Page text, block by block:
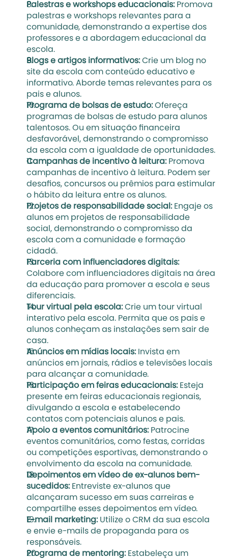
Palestras e workshops educacionais: Promova
palestras e workshops relevantes para a
comunidade, demonstrando a expertise dos
professores e a abordagem educacional da
escola.
Blogs e artigos informativos: Crie um blog no
site da escola com conteúdo educativo e
informativo. Aborde temas relevantes para os
pais e alunos.
Programa de bolsas de estudo: Ofereça
programas de bolsas de estudo para alunos
talentosos. Ou em situação financeira
desfavorável, demonstrando o compromisso
da escola com a igualdade de oportunidades.
Campanhas de incentivo à leitura: Promova
campanhas de incentivo à leitura. Podem ser
desafios, concursos ou prêmios para estimular
o hábito da leitura entre os alunos.
Projetos de responsabilidade social: Engaje os
alunos em projetos de responsabilidade
social, demonstrando o compromisso da
escola com a comunidade e formação
cidadã.
Parceria com influenciadores digitais:
Colabore com influenciadores digitais na área
da educação para promover a escola e seus
diferenciais.
Tour virtual pela escola: Crie um tour virtual
interativo pela escola. Permita que os pais e
alunos conheçam as instalações sem sair de
casa.
Anúncios em mídias locais: Invista em
anúncios em jornais, rádios e televisões locais
para alcançar a comunidade.
Participação em feiras educacionais: Esteja
presente em feiras educacionais regionais,
divulgando a escola e estabelecendo
contatos com potenciais alunos e pais.
Apoio a eventos comunitários: Patrocine
eventos comunitários, como festas, corridas
ou competições esportivas, demonstrando o
envolvimento da escola na comunidade.
Depoimentos em vídeo de ex-alunos bem-
sucedidos: Entreviste ex-alunos que
alcançaram sucesso em suas carreiras e
compartilhe esses depoimentos em vídeo.
E-mail marketing: Utilize o CRM da sua escola
e envie e-mails de propaganda para os
responsáveis.
Programa de mentoring: Estabeleça um